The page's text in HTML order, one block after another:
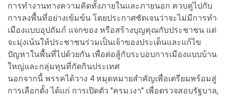
การทำงานทางความคิดทั้งภายในและภายนอก ควบคู่ไปกับ
การลงพื้นที่อย่างเข้มข้น โดยประกาศชัดเจนว่าจะไม่มีการทำ
เมืองแบบอุปถัมภ์ แจกของ หรือสร้างบุญคุณกับประชาชน แต่
จะมุ่งเน้นให้ประชาชนร่วมเป็นเจ้าของประเด็นและแก้ไข
ปัญหาในพื้นที่ไปด้วยกัน เพื่อต่อสู้กับระบอบการเมืองแบบบ้าน
ใหญ่และกลุ่มทุนที่กัดกินประเทศ
นอกจากนี้ พรรคได้วาง 4 หมุดหมายสำคัญเพื่อเตรียมพร้อมสู่
การเลือกตั้ง ได้แก่ การเปิดตัว "ครม.เงา" เพื่อตรวจสอบรัฐบาล,